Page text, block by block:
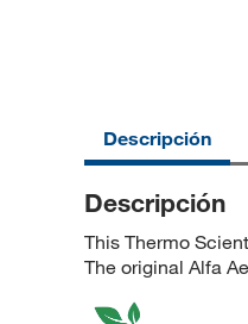
Descripción
Descripción
This Thermo
The original Alfa